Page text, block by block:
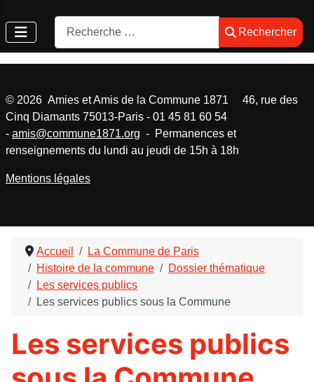
Rechercher
Rechercher
Accueil
La Commune de Paris
Histoire de la commune
Dossier thématique
Les services publics
Les services publics sous la Commune
Les services publics
© 2026 Amies et Amis de la Commune 1871 46, rue des
Cinq Diamants 75013-Paris - 01 45 81 60 54
- amis@commune1871.org - Permanences et
renseignements du lundi au jeudi de 15h à 18h
Mentions légales